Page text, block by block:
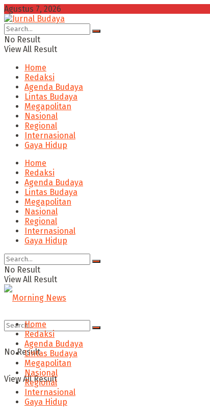
Agustus 7, 2026
No Result
View All Result
Home
Redaksi
Agenda Budaya
Lintas Budaya
Megapolitan
Nasional
Regional
Internasional
Gaya Hidup
Home
Redaksi
Agenda Budaya
Lintas Budaya
Megapolitan
Nasional
Regional
Internasional
Gaya Hidup
No Result
View All Result
No Result
View All Result
Home
Redaksi
Agenda Budaya
Lintas Budaya
Megapolitan
Nasional
Regional
Internasional
Gaya Hidup